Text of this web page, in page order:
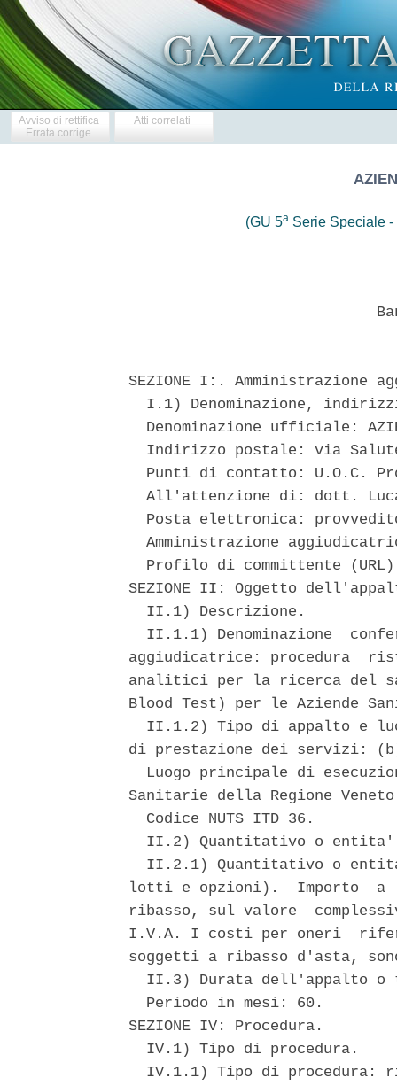
Avviso di rettifica
Errata corrige
Atti correlati
(GU 5a Serie Speciale
SEZIONE I:. Amministrazione
I.1) Denominazione,
Denominazione ufficiale:
Indirizzo postale: via
Punti di contatto: U.O.C.
All'attenzione di: dott.
Posta elettronica:
Amministrazione
Profilo di committente
SEZIONE II: Oggetto
  II.1) Descrizione.
II.1.1) Denominazione
aggiudicatrice: procedura
analitici per la ricerca del
Blood Test) per le Aziende
II.1.2) Tipo di appalto e
di prestazione dei servizi:
Luogo principale di
Sanitarie della Regione
  Codice NUTS ITD 36.
II.2) Quantitativo o
II.2.1) Quantitativo o
lotti e opzioni).  Importo  a
ribasso, sul valore
I.V.A. I costi per oneri
soggetti a ribasso d'asta,
II.3) Durata dell'appalto
  Periodo in mesi: 60.
SEZIONE IV: Procedura.
  IV.1) Tipo di procedura.
IV.1.1) Tipo di procedura: